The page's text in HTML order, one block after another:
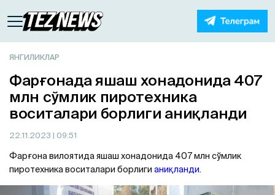
ЯНГИЛИКЛАР
Фарғонада яшаш хонадонида 407
млн сўмлик пиротехника
воситалари борлиги аниқланди
22.11.2023 | 09:51
Фарғона вилоятида яшаш хонадонида 407 млн сўмлик
пиротехника воситалари борлиги аниқланди.